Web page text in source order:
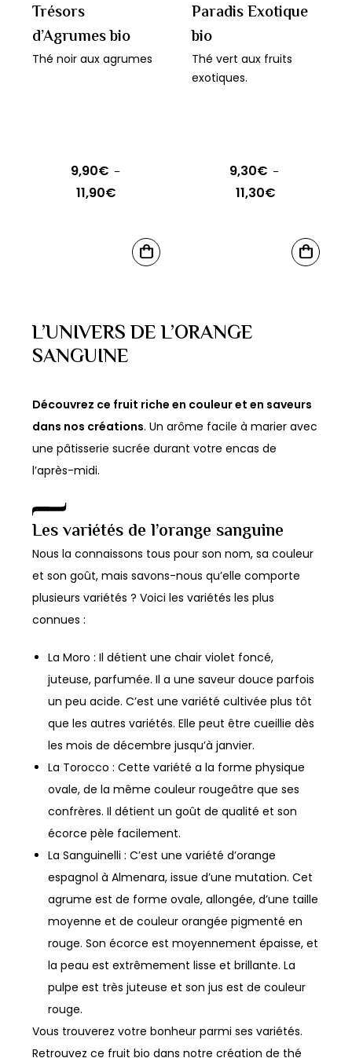
Trésors
d’Agrumes bio
Thé noir aux agrumes
9,90€ –
11,90€
9,90€
variations.
Les
peuvent
être
choisies
sur
page
du
produit
Paradis Exotique
bio
Thé vert aux fruits
exotiques.
9,30€ –
11,30€Plage
9,30€
variations.
peuvent
être
choisies
du
produit
L’UNIVERS DE L’ORANGE
SANGUINE
Découvrez ce fruit riche en couleur et en saveurs
dans nos créations. Un arôme facile à marier avec
une pâtisserie sucrée durant votre encas de
l’après-midi.
Les variétés de l’orange sanguine
Nous la connaissons tous pour son nom, sa couleur
et son goût, mais savons-nous qu’elle comporte
plusieurs variétés ? Voici les variétés les plus
connues :
La Moro : Il détient une chair violet foncé,
juteuse, parfumée. Il a une saveur douce parfois
un peu acide. C’est une variété cultivée plus tôt
que les autres variétés. Elle peut être cueillie dès
les mois de décembre jusqu’à janvier.
La Torocco : Cette variété a la forme physique
ovale, de la même couleur rougeâtre que ses
confrères. Il détient un goût de qualité et son
écorce pèle facilement.
La Sanguinelli : C’est une variété d’orange
espagnol à Almenara, issue d’une mutation. Cet
agrume est de forme ovale, allongée, d’une taille
moyenne et de couleur orangée pigmenté en
rouge. Son écorce est moyennement épaisse, et
la peau est extrêmement lisse et brillante. La
pulpe est très juteuse et son jus est de couleur
rouge.
Vous trouverez votre bonheur parmi ses variétés.
Retrouvez ce fruit bio dans notre création de thé